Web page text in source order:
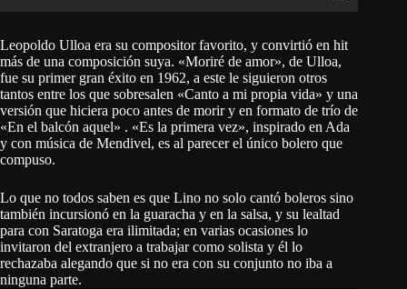
Leopoldo Ulloa era su compositor favorito, y convirtió en hit
más de una composición suya. «Moriré de amor», de Ulloa,
fue su primer gran éxito en 1962, a este le siguieron otros
tantos entre los que sobresalen «Canto a mi propia vida» y una
versión que hiciera poco antes de morir y en formato de trío de
«En el balcón aquel» . «Es la primera vez», inspirado en Ada
y con música de Mendivel, es al parecer el único bolero que
compuso.
Lo que no todos saben es que Lino no solo cantó boleros sino
también incursionó en la guaracha y en la salsa, y su lealtad
para con Saratoga era ilimitada; en varias ocasiones lo
invitaron del extranjero a trabajar como solista y él lo
rechazaba alegando que si no era con su conjunto no iba a
ninguna parte.